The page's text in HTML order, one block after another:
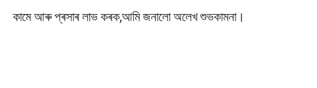
কামে আৰু প্ৰসাৰ লাভ কৰক,আমি জনালো অলেখ শুভকামনা।